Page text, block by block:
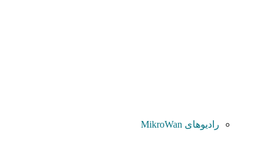
رادیوهای MikroWan